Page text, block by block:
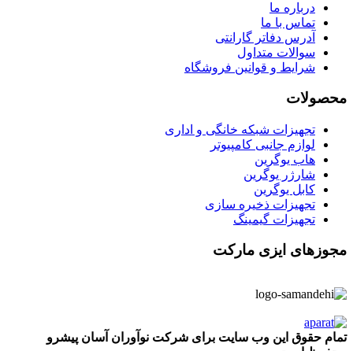
درباره ما
تماس با ما
آدرس دفاتر گارانتی
سوالات متداول
شرایط و قوانین فروشگاه
محصولات
تجهیزات شبکه خانگی و اداری
لوازم جانبی کامپیوتر
هاب یوگرین
شارژر یوگرین
کابل یوگرین
تجهیزات ذخیره سازی
تجهیزات گیمینگ
مجوزهای ایزی مارکت
تمام حقوق این وب سایت برای شرکت نوآوران آسان پیشرو